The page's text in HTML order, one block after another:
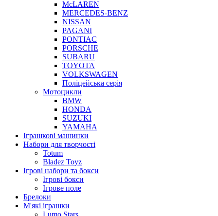
McLAREN
MERCEDES-BENZ
NISSAN
PAGANI
PONTIAC
PORSCHE
SUBARU
TOYOTA
VOLKSWAGEN
Поліцейська серія
Мотоцикли
BMW
HONDA
SUZUKI
YAMAHA
Іграшкові машинки
Набори для творчості
Totum
Bladez Toyz
Ігрові набори та бокси
Ігрові бокси
Ігрове поле
Брелоки
М'які іграшки
Lumo Stars